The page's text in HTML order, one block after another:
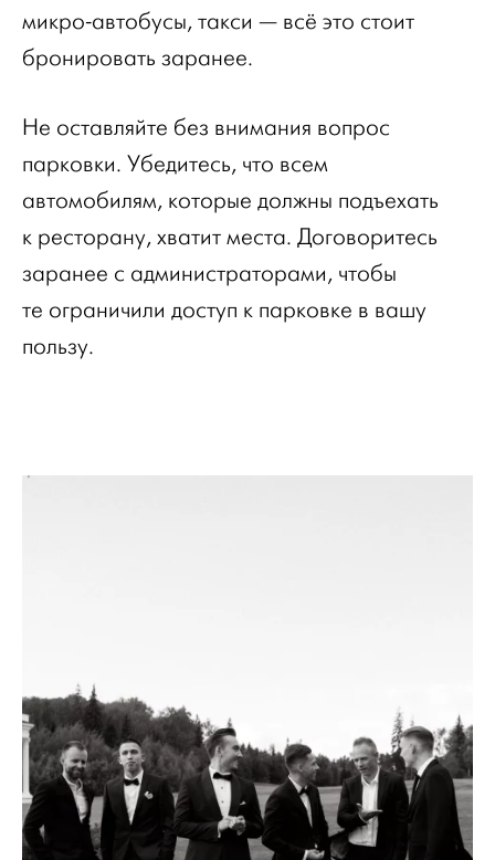
микро-автобусы, такси — всё это стоит
бронировать заранее.
Не оставляйте без внимания вопрос
парковки. Убедитесь, что всем
автомобилям, которые должны подъехать
к ресторану, хватит места. Договоритесь
заранее с администраторами, чтобы
те ограничили доступ к парковке в вашу
пользу.